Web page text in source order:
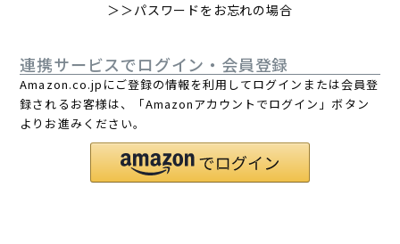
＞＞パスワードをお忘れの場合
連携サービスでログイン・会員登録
Amazon.co.jpにご登録の情報を利用してログインまたは会員登
録されるお客様は、「Amazonアカウントでログイン」ボタン
よりお進みください。